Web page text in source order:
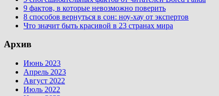
9 фактов, в которые невозможно поверить
8 способов вернуться в сон: ноу-хау от экспертов
Что значит быть красивой в 23 странах мира
Архив
Июнь 2023
Апрель 2023
Август 2022
Июль 2022